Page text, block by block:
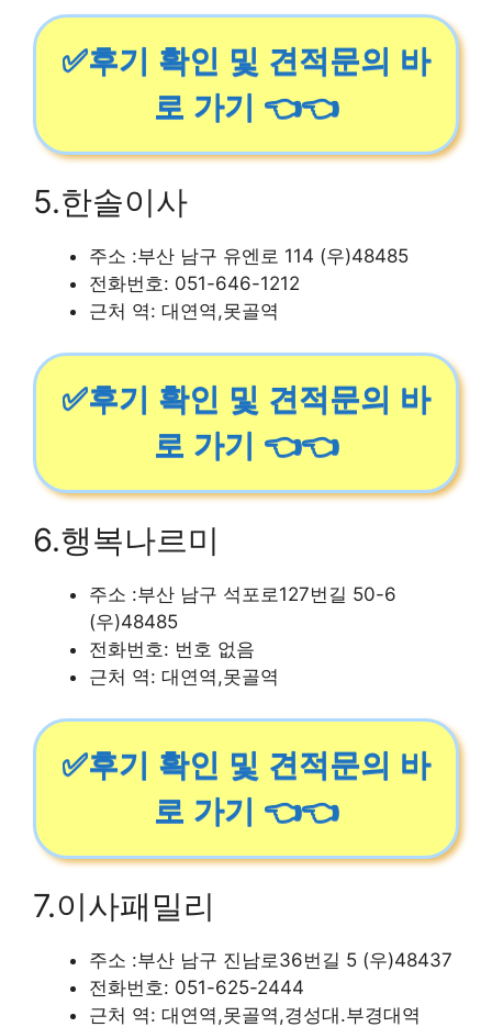
✅후기 확인 및 견적문의 바
로 가기 👈👈
5.한솔이사
주소 :부산 남구 유엔로 114 (우)48485
전화번호: 051-646-1212
근처 역: 대연역,못골역
✅후기 확인 및 견적문의 바
로 가기 👈👈
6.행복나르미
주소 :부산 남구 석포로127번길 50-6
(우)48485
전화번호: 번호 없음
근처 역: 대연역,못골역
✅후기 확인 및 견적문의 바
로 가기 👈👈
7.이사패밀리
주소 :부산 남구 진남로36번길 5 (우)48437
전화번호: 051-625-2444
근처 역: 대연역,못골역,경성대.부경대역